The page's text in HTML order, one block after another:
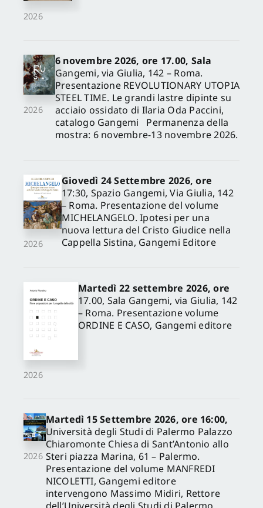
2026
2026
6 novembre 2026, ore 17.00, Sala
Gangemi, via Giulia, 142 – Roma.
Presentazione REVOLUTIONARY UTOPIA
STEEL TIME. Le grandi lastre dipinte su
acciaio ossidato di Ilaria Oda Paccini,
catalogo Gangemi Permanenza della
mostra: 6 novembre-13 novembre 2026.
2026
Giovedì 24 Settembre 2026, ore
17:30, Spazio Gangemi, Via Giulia, 142
– Roma. Presentazione del volume
MICHELANGELO. Ipotesi per una
nuova lettura del Cristo Giudice nella
Cappella Sistina, Gangemi Editore
2026
Martedì 22 settembre 2026, ore
17.00, Sala Gangemi, via Giulia, 142
– Roma. Presentazione volume
ORDINE E CASO, Gangemi editore
2026
Martedì 15 Settembre 2026, ore 16:00,
Università degli Studi di Palermo Palazzo
Chiaromonte Chiesa di Sant’Antonio allo
Steri piazza Marina, 61 – Palermo.
Presentazione del volume MANFREDI
NICOLETTI, Gangemi editore
intervengono Massimo Midiri, Rettore